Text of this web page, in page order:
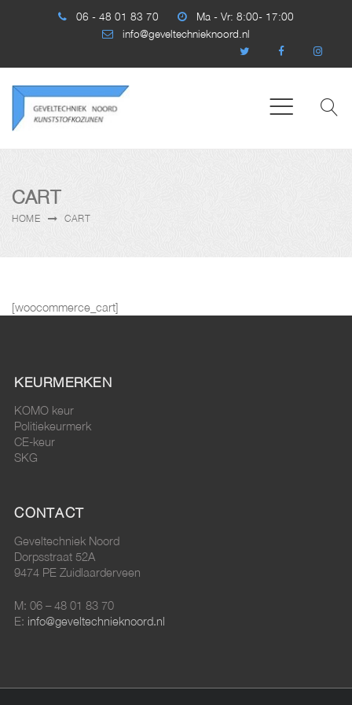
06 - 48 01 83 70
Ma - Vr: 8:00- 17:00
info@geveltechnieknoord.nl
CART
HOME CART
[woocommerce_cart]
KEURMERKEN
KOMO keur
Politiekeurmerk
CE-keur
SKG
CONTACT
Geveltechniek Noord
Dorpsstraat 52A
9474 PE Zuidlaarderveen
M: 06 – 48 01 83 70
E: info@geveltechnieknoord.nl